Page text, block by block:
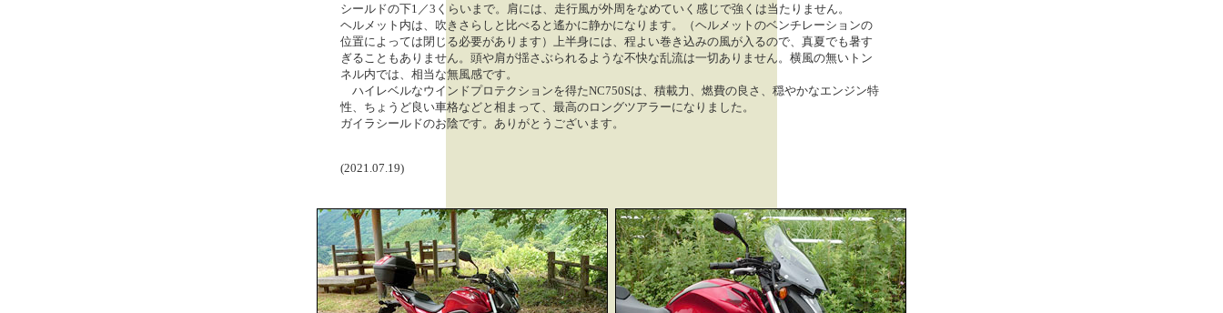
シールドの下1／3くらいまで。肩には、走行風が外周をなめていく感じで強くは当たりません。
ヘルメット内は、吹きさらしと比べると遙かに静かになります。（ヘルメットのベンチレーションの
位置によっては閉じる必要があります）上半身には、程よい巻き込みの風が入るので、真夏でも暑す
ぎることもありません。頭や肩が揺さぶられるような不快な乱流は一切ありません。横風の無いトン
ネル内では、相当な無風感です。
ハイレベルなウインドプロテクションを得たNC750Sは、積載力、燃費の良さ、穏やかなエンジン特
性、ちょうど良い車格などと相まって、最高のロングツアラーになりました。
ガイラシールドのお陰です。ありがとうございます。
(2021.07.19)